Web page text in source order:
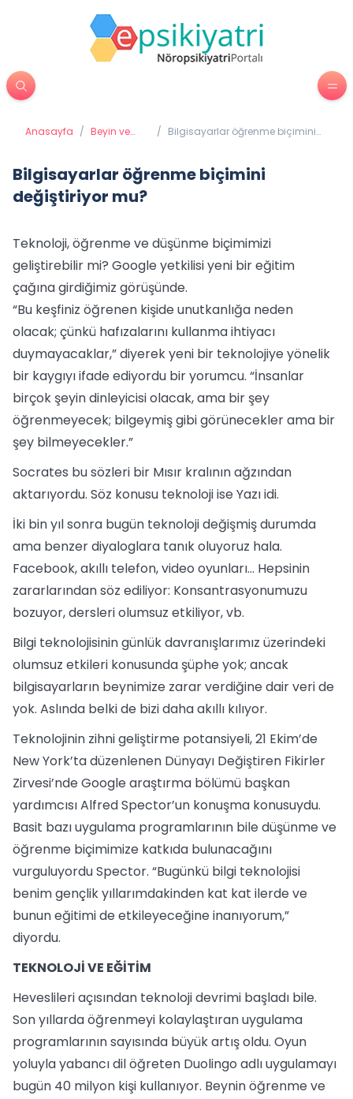
Anasayfa / Beyin ve
/ Bilgisayarlar öğrenme biçimini
Bilgisayarlar öğrenme biçimini
değiştiriyor mu?
Teknoloji, öğrenme ve düşünme biçimimizi
geliştirebilir mi? Google yetkilisi yeni bir eğitim
çağına girdiğimiz görüşünde.
“Bu keşfiniz öğrenen kişide unutkanlığa neden
olacak; çünkü hafızalarını kullanma ihtiyacı
duymayacaklar,” diyerek yeni bir teknolojiye yönelik
bir kaygıyı ifade ediyordu bir yorumcu. “İnsanlar
birçok şeyin dinleyicisi olacak, ama bir şey
öğrenmeyecek; bilgeymiş gibi görünecekler ama bir
şey bilmeyecekler.”
Socrates bu sözleri bir Mısır kralının ağzından
aktarıyordu. Söz konusu teknoloji ise Yazı idi.
İki bin yıl sonra bugün teknoloji değişmiş durumda
ama benzer diyaloglara tanık oluyoruz hala.
Facebook, akıllı telefon, video oyunları… Hepsinin
zararlarından söz ediliyor: Konsantrasyonumuzu
bozuyor, dersleri olumsuz etkiliyor, vb.
Bilgi teknolojisinin günlük davranışlarımız üzerindeki
olumsuz etkileri konusunda şüphe yok; ancak
bilgisayarların beynimize zarar verdiğine dair veri de
yok. Aslında belki de bizi daha akıllı kılıyor.
Teknolojinin zihni geliştirme potansiyeli, 21 Ekim’de
New York’ta düzenlenen Dünyayı Değiştiren Fikirler
Zirvesi’nde Google araştırma bölümü başkan
yardımcısı Alfred Spector’un konuşma konusuydu.
Basit bazı uygulama programlarının bile düşünme ve
öğrenme biçimimize katkıda bulunacağını
vurguluyordu Spector. “Bugünkü bilgi teknolojisi
benim gençlik yıllarımdakinden kat kat ilerde ve
bunun eğitimi de etkileyeceğine inanıyorum,”
diyordu.
TEKNOLOJİ VE EĞİTİM
Heveslileri açısından teknoloji devrimi başladı bile.
Son yıllarda öğrenmeyi kolaylaştıran uygulama
programlarının sayısında büyük artış oldu. Oyun
yoluyla yabancı dil öğreten Duolingo adlı uygulamayı
bugün 40 milyon kişi kullanıyor. Beynin öğrenme ve